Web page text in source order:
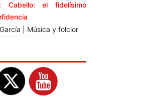
Cabello: el fidelísimo
| Música y folclor